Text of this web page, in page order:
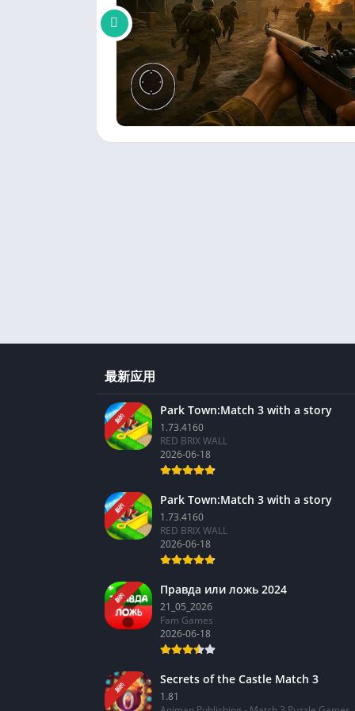
最新应用
新的
Park Town:Match 3 with a story
1.73.4160
RED BRIX WALL
2026-06-18
新的
Park Town:Match 3 with a story
1.73.4160
RED BRIX WALL
2026-06-18
新的
Правда или ложь 2024
21_05_2026
Fam Games
2026-06-18
新的
Secrets of the Castle Match 3
1.81